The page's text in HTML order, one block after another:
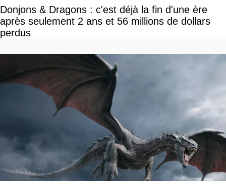
Donjons & Dragons : c'est déjà la fin d'une ère
après seulement 2 ans et 56 millions de dollars
perdus